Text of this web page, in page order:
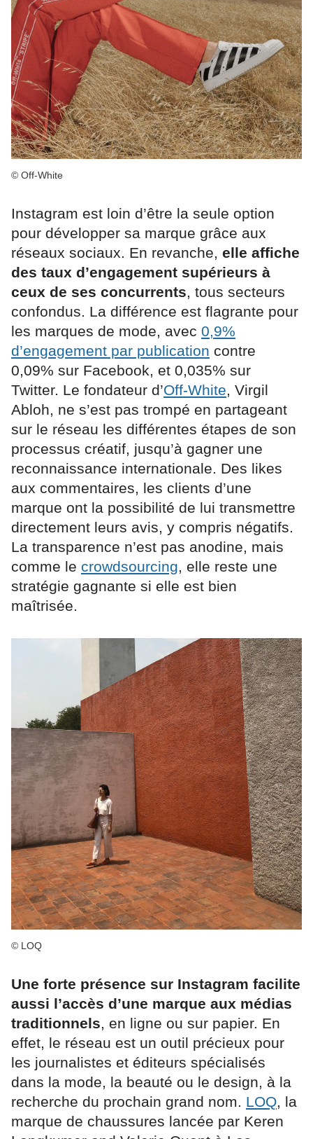
© Off-White
Instagram est loin d’être la seule option
pour développer sa marque grâce aux
réseaux sociaux. En revanche, elle affiche
des taux d’engagement supérieurs à
ceux de ses concurrents, tous secteurs
confondus. La différence est flagrante pour
les marques de mode, avec 0,9%
d’engagement par publication contre
0,09% sur Facebook, et 0,035% sur
Twitter. Le fondateur d’Off-White, Virgil
Abloh, ne s’est pas trompé en partageant
sur le réseau les différentes étapes de son
processus créatif, jusqu’à gagner une
reconnaissance internationale. Des likes
aux commentaires, les clients d’une
marque ont la possibilité de lui transmettre
directement leurs avis, y compris négatifs.
La transparence n’est pas anodine, mais
comme le crowdsourcing, elle reste une
stratégie gagnante si elle est bien
maîtrisée.
© LOQ
Une forte présence sur Instagram facilite
aussi l’accès d’une marque aux médias
traditionnels, en ligne ou sur papier. En
effet, le réseau est un outil précieux pour
les journalistes et éditeurs spécialisés
dans la mode, la beauté ou le design, à la
recherche du prochain grand nom. LOQ, la
marque de chaussures lancée par Keren